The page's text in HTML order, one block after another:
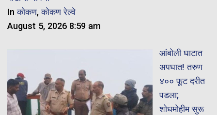
Inकोकण,कोकण रेल्वे
August 5, 2026 8:59 am
आंबोली घाटात
अपघात! तरुण
४०० फूट दरीत
पडला;
शोधमोहीम सुरू